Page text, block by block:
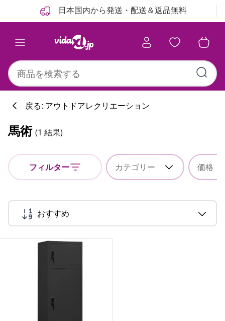
日本国内から発送・配送＆返品無料
戻る: アウトドアレクリエーション
馬術 (1 結果)
フィルター カテゴリー 価格
おすすめ